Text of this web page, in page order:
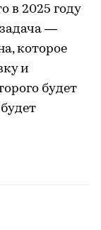
в 2025 году
—
которое
и
будет